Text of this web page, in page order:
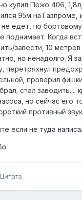
купил Пежо 406,
95м на
едет, по
поднимает. Когда
завести, 10
но ненадолго. Я
перетряхнул
проверил
стал заводить....
но сейчас его
противный
если не туда
Цитата